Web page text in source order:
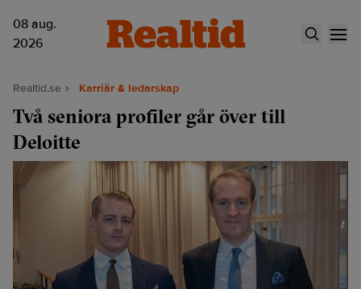
08 aug.
2026
Realtid.se Karriär & ledarskap
Två seniora profiler går över till
Deloitte